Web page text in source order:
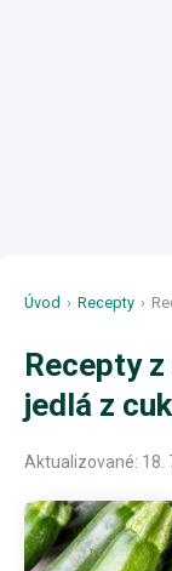
Úvod › Recepty ›
Recepty
jedlá z
Aktualizované: 18.